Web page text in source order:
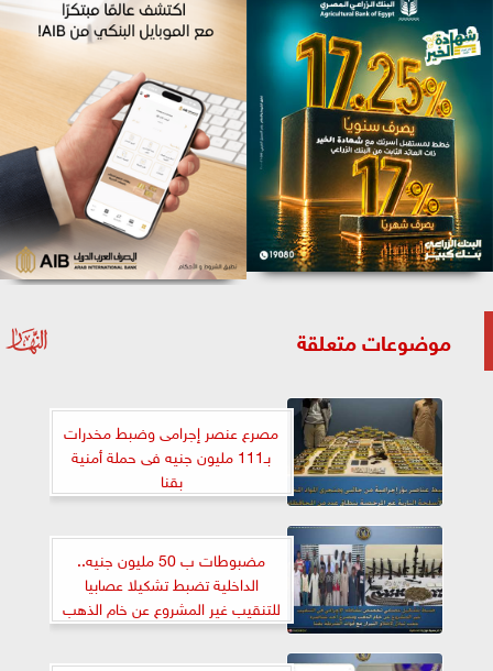
موضوعات متعلقة
مصرع عنصر إجرامى وضبط مخدرات
بـ111 مليون جنيه فى حملة أمنية
بقنا
مضبوطات ب 50 مليون جنيه..
الداخلية تضبط تشكيلا عصابيا
للتنقيب غير المشروع عن خام الذهب
بقنا